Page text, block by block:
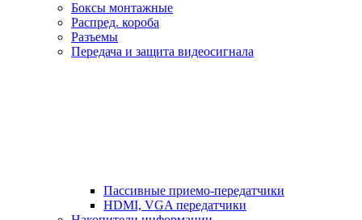
Боксы монтажные
Распред. короба
Разъемы
Передача и защита видеосигнала
Пассивные приемо-передатчики
HDMI, VGA передатчики